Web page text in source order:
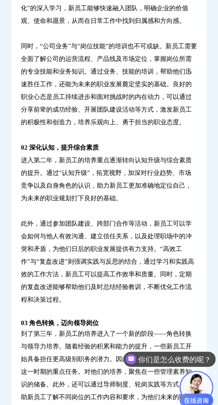
化”的深入学习，新员工能够快速融入团队，明确企业的价值
观、使命和愿景，从而在日常工作中找到归属感和方向感。
同时，“公司业务”与“岗位技能”的培训也不可或缺。新员工需要
全面了解公司的运营流程、产品线及市场定位，掌握岗位所需
的专业技能和业务知识。通过业务、技能的培训，帮助他们迅
速胜任工作，还能为未来的职业发展奠定坚实的基础。良好的
职业心态是员工持续进步和面对挑战时的内在动力，可以通过
分享前辈的成功经验、开展团队建设活动等方式，激发新员工
的积极性和创造力，培养乐观向上、勇于担当的职业态度。
02 深化认知，提升综合素质
进入第二年，新员工的培养重点逐渐转向认知升级与综合素质
的提升。通过“认知升级”，拓宽视野，加深对行业趋势、市场
竞争以及自身角色的认识，助力新员工更加准确地定位自己，
为未来的职业规划打下良好的基础。
此外，通过参加团队建设、跨部门合作等活动，新员工可以学
会如何与他人有效沟通、建立信任关系，以及处理职场中的冲
突和矛盾，为他们日后的职业发展提供有力支持。“高效工
作”与“复盘改进”则强调实践与反思的结合，通过学习和实践高
效的工作方法，新员工可以提高工作效率和质量。同时，定期
的复盘改进能够帮助他们及时总结经验教训，不断优化工作流
程和决策过程。
03 角色转换，迈向领导岗位
到了第三年，新员工的培养进入了一个新的阶段——角色转换
与领导力培养。随着经验的积累和能力的提升，一些新员工开
始具备担任更高级别职务的潜力。因此，“转换角色定位”成为
这一时期的重点任务。对他们的培养，聚焦在一些管理素养知
识的储备。此外，还可以通过导师制度、轮岗实践等方式，帮
助新员工了解不同岗位的工作内容和要求，为他们未来的职业
你们是怎么收费的呢？